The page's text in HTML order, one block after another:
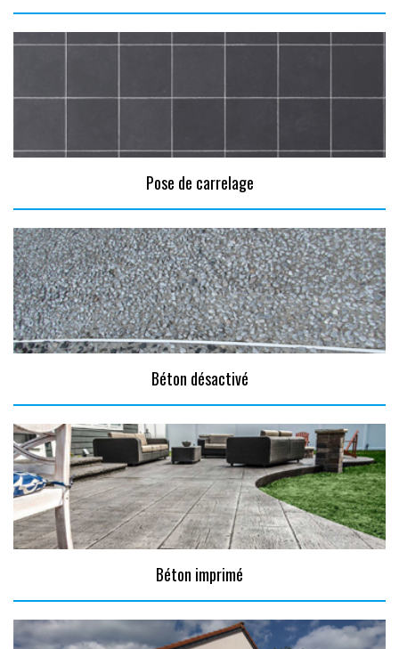
Pose de carrelage
Béton désactivé
Béton imprimé